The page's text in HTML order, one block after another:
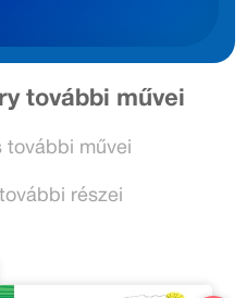
további művei
további művei
részei